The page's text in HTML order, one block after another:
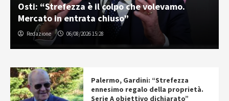
Osti: “Strefezza è il colpo che volevamo.
Mercato in entrata chiuso”
Redazione 06/08/2026 15:28
Palermo, Gardini: “Strefezza
ennesimo regalo della proprietà.
Serie A obiettivo dichiarato”